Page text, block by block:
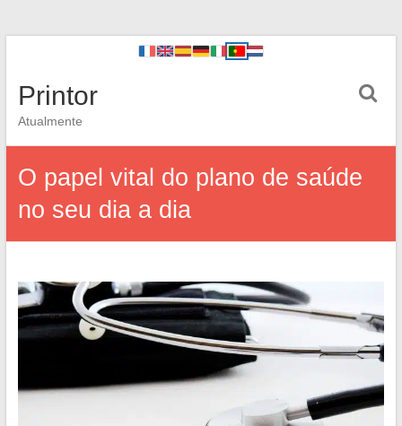
Printor
Atualmente
O papel vital do plano de saúde
no seu dia a dia